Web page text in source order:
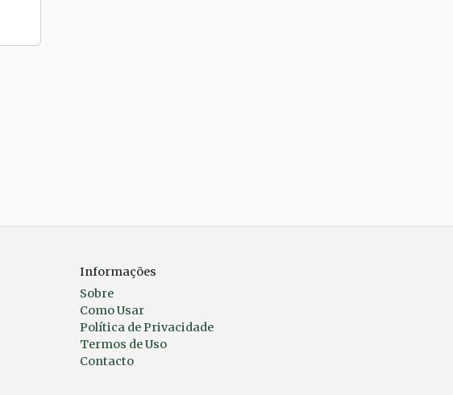
Informações
Sobre
Como Usar
Política de Privacidade
Termos de Uso
Contacto